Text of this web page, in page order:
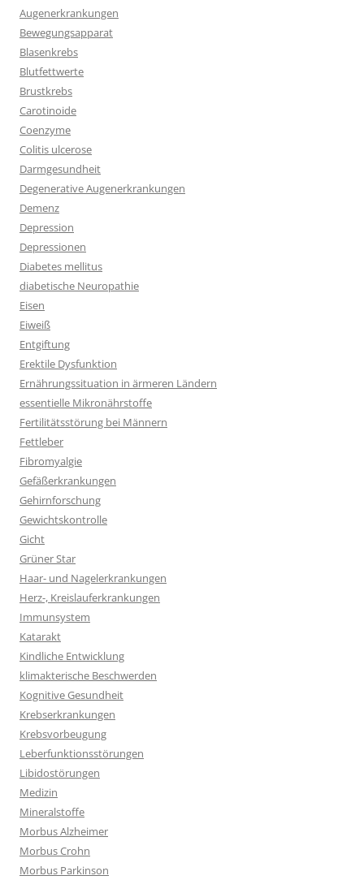
Augenerkrankungen
Bewegungsapparat
Blasenkrebs
Blutfettwerte
Brustkrebs
Carotinoide
Coenzyme
Colitis ulcerose
Darmgesundheit
Degenerative Augenerkrankungen
Demenz
Depression
Depressionen
Diabetes mellitus
diabetische Neuropathie
Eisen
Eiweiß
Entgiftung
Erektile Dysfunktion
Ernährungssituation in ärmeren Ländern
essentielle Mikronährstoffe
Fertilitätsstörung bei Männern
Fettleber
Fibromyalgie
Gefäßerkrankungen
Gehirnforschung
Gewichtskontrolle
Gicht
Grüner Star
Haar- und Nagelerkrankungen
Herz-, Kreislauferkrankungen
Immunsystem
Katarakt
Kindliche Entwicklung
klimakterische Beschwerden
Kognitive Gesundheit
Krebserkrankungen
Krebsvorbeugung
Leberfunktionsstörungen
Libidostörungen
Medizin
Mineralstoffe
Morbus Alzheimer
Morbus Crohn
Morbus Parkinson